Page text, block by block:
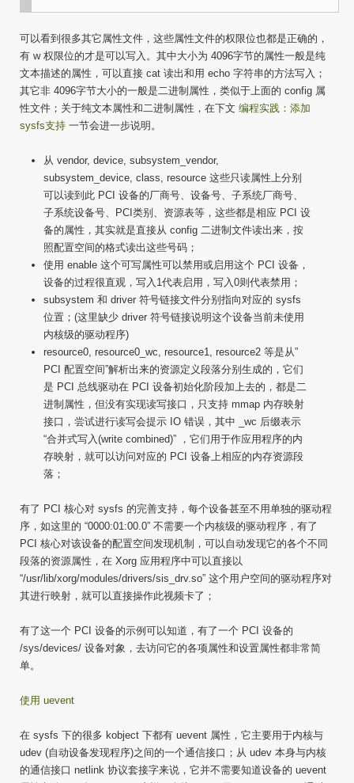
可以看到很多其它属性文件，这些属性文件的权限位也都是正确的，
有 w 权限位的才是可以写入。其中大小为 4096字节的属性一般是纯
文本描述的属性，可以直接 cat 读出和用 echo 字符串的方法写入；
其它非 4096字节大小的一般是二进制属性，类似于上面的 config 属
性文件；关于纯文本属性和二进制属性，在下文 编程实践：添加
sysfs支持 一节会进一步说明。
从 vendor, device, subsystem_vendor,
subsystem_device, class, resource 这些只读属性上分别
可以读到此 PCI 设备的厂商号、设备号、子系统厂商号、
子系统设备号、PCI类别、资源表等，这些都是相应 PCI 设
备的属性，其实就是直接从 config 二进制文件读出来，按
照配置空间的格式读出这些号码；
使用 enable 这个可写属性可以禁用或启用这个 PCI 设备，
设备的过程很直观，写入1代表启用，写入0则代表禁用；
subsystem 和 driver 符号链接文件分别指向对应的 sysfs
位置；(这里缺少 driver 符号链接说明这个设备当前未使用
内核级的驱动程序)
resource0, resource0_wc, resource1, resource2 等是从”
PCI 配置空间”解析出来的资源定义段落分别生成的，它们
是 PCI 总线驱动在 PCI 设备初始化阶段加上去的，都是二
进制属性，但没有实现读写接口，只支持 mmap 内存映射
接口，尝试进行读写会提示 IO 错误，其中 _wc 后缀表示
“合并式写入(write combined)” ，它们用于作应用程序的内
存映射，就可以访问对应的 PCI 设备上相应的内存资源段
落；
有了 PCI 核心对 sysfs 的完善支持，每个设备甚至不用单独的驱动程
序，如这里的 “0000:01:00.0” 不需要一个内核级的驱动程序，有了
PCI 核心对该设备的配置空间发现机制，可以自动发现它的各个不同
段落的资源属性，在 Xorg 应用程序中可以直接以
“/usr/lib/xorg/modules/drivers/sis_drv.so” 这个用户空间的驱动程序对
其进行映射，就可以直接操作此视频卡了；
有了这一个 PCI 设备的示例可以知道，有了一个 PCI 设备的
/sys/devices/ 设备对象，去访问它的各项属性和设置属性都非常简
单。
使用 uevent
在 sysfs 下的很多 kobject 下都有 uevent 属性，它主要用于内核与
udev (自动设备发现程序)之间的一个通信接口；从 udev 本身与内核
的通信接口 netlink 协议套接字来说，它并不需要知道设备的 uevent